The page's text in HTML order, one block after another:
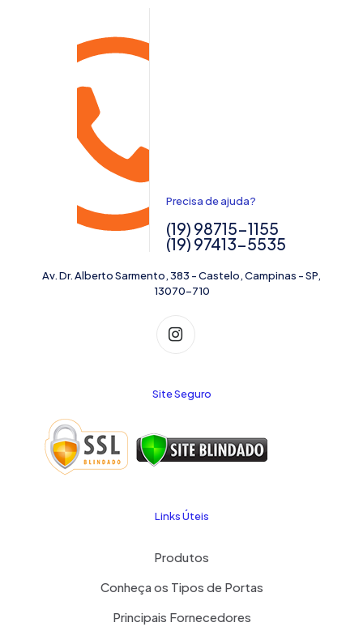
Precisa de ajuda?
(19) 98715-1155
(19) 97413-5535
Av. Dr. Alberto Sarmento, 383 - Castelo, Campinas - SP,
13070-710
Site Seguro
Links Úteis
Produtos
Conheça os Tipos de Portas
Principais Fornecedores